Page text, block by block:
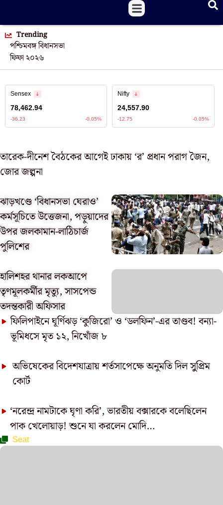
Trending
পশ্চিমবঙ্গ বিধানসভা
ফিফা ২০২৬
তারেক-দীনেশ বৈঠকের আগেই ঢাকায় ‘র’ প্রধান পরাগ জৈন,
জোর জল্পনা
ঝাড়খণ্ডে ‘বিধানসভা ঘেরাও’
কর্মসূচিতে উত্তেজনা, পড়ুয়াদের
উপর জলকামান-লাঠিচার্জ
পুলিশের
হালিশহর থানার লকআপে
তৃণমূলকর্মীর মৃত্যু, সাসপেন্ড
তদন্তকারী অফিসার
ফিলিপাইনে ঘূর্ণিঝড় ‘কুজিরো’ ও ‘ডলফিন’-এর তাণ্ডব! বন্যা-
ভূমিধসে মৃত ১২, নিখোঁজ ৮
অভিষেকের বিদেশযাত্রায় শর্তসাপেক্ষে অনুমতি দিল সুুপ্রিম
কোর্ট
‘নরেন্দ্র নামটাকে ঘৃণা করি’, ভারতীয় বক্সারকে বলেছিলেন
পাক খেলোয়াড়! শুনে যা করলেন মোদি…
Seat